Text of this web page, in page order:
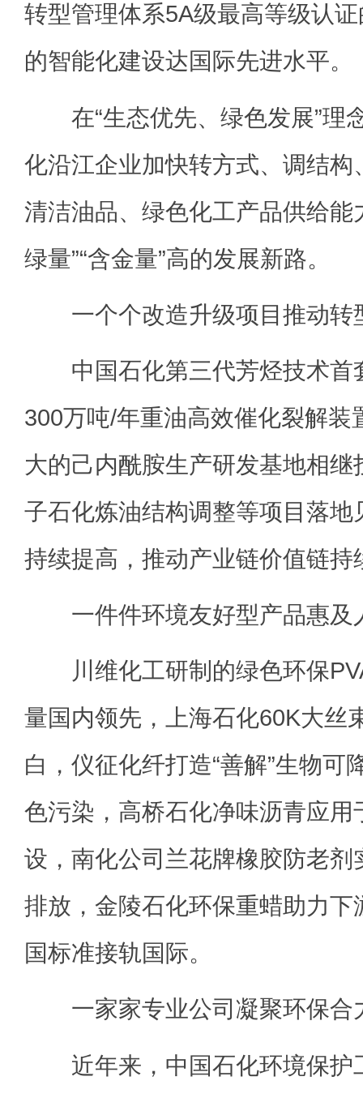
转型管理体系5A级最高等级认
的智能化建设达国际先进水平。
在“生态优先、绿色发展”理
化沿江企业加快转方式、调结构
清洁油品、绿色化工产品供给能
绿量”“含金量”高的发展新路。
一个个改造升级项目推动
中国石化第三代芳烃技术首
300万吨/年重油高效催化裂解装
大的己内酰胺生产研发基地相
子石化炼油结构调整等项目落地
持续提高，推动产业链价值链持
一件件环境友好型产品惠
川维化工研制的绿色环保
量国内领先，上海石化60K大丝
白，仪征化纤打造“善解”生物可
色污染，高桥石化净味沥青应用
设，南化公司兰花牌橡胶防老剂
排放，金陵石化环保重蜡助力下
国标准接轨国际。
一家家专业公司凝聚环保
近年来，中国石化环境保护